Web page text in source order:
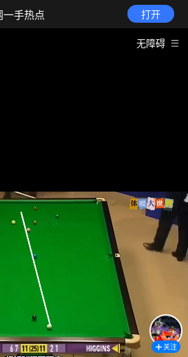
一手热点 打开
无障碍
关注